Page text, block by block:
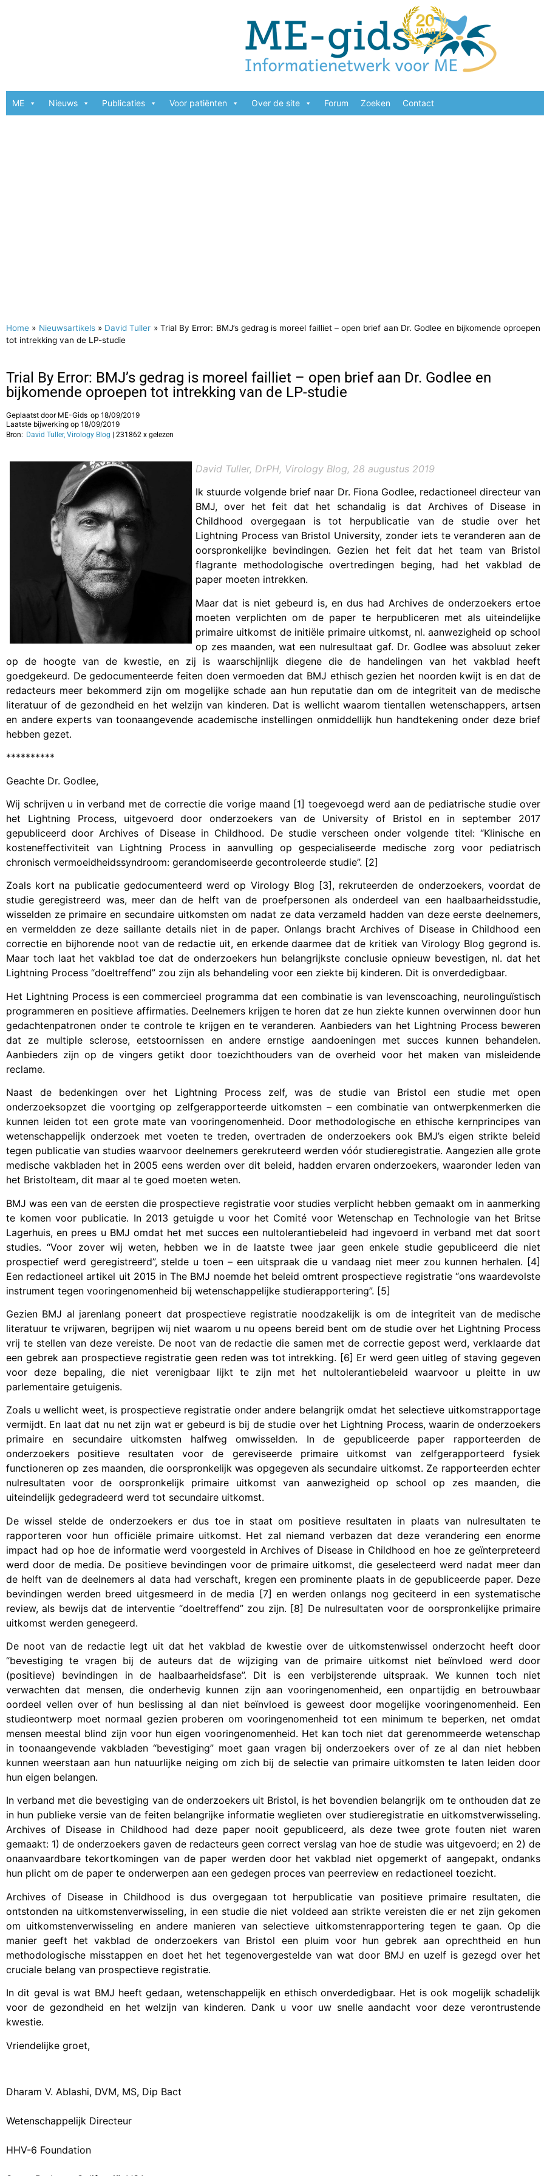
ME Nieuws Publicaties Voor patiënten Over de site Forum Zoeken Contact
Home » Nieuwsartikels» David Tuller » Trial By Error: BMJ’s gedrag is moreel failliet – open brief aan Dr. Godlee en bijkomende oproepen
tot intrekking van de LP-studie
Trial By Error: BMJ’s gedrag is moreel failliet – open brief aan Dr. Godlee en
bijkomende oproepen tot intrekking van de LP-studie
Geplaatst door ME-Gids op 18/09/2019
Laatste bijwerking op 18/09/2019
Bron: David Tuller, Virology Blog | 231862 x gelezen
David Tuller, DrPH, Virology Blog, 28 augustus 2019
Ik stuurde volgende brief naar Dr. Fiona Godlee, redactioneel directeur van
BMJ, over het feit dat het schandalig is dat Archives of Disease in
Childhood overgegaan is tot herpublicatie van de studie over het
Lightning Process van Bristol University, zonder iets te veranderen aan de
oorspronkelijke bevindingen. Gezien het feit dat het team van Bristol
flagrante methodologische overtredingen beging, had het vakblad de
paper moeten intrekken.
Maar dat is niet gebeurd is, en dus had Archives de onderzoekers ertoe
moeten verplichten om de paper te herpubliceren met als uiteindelijke
primaire uitkomst de initiële primaire uitkomst, nl. aanwezigheid op school
op zes maanden, wat een nulresultaat gaf. Dr. Godlee was absoluut zeker
op de hoogte van de kwestie, en zij is waarschijnlijk diegene die de handelingen van het vakblad heeft
goedgekeurd. De gedocumenteerde feiten doen vermoeden dat BMJ ethisch gezien het noorden kwijt is en dat de
redacteurs meer bekommerd zijn om mogelijke schade aan hun reputatie dan om de integriteit van de medische
literatuur of de gezondheid en het welzijn van kinderen. Dat is wellicht waarom tientallen wetenschappers, artsen
en andere experts van toonaangevende academische instellingen onmiddellijk hun handtekening onder deze brief
hebben gezet.
**********
Geachte Dr. Godlee,
Wij schrijven u in verband met de correctie die vorige maand [1] toegevoegd werd aan de pediatrische studie over
het Lightning Process, uitgevoerd door onderzoekers van de University of Bristol en in september 2017
gepubliceerd door Archives of Disease in Childhood. De studie verscheen onder volgende titel: “Klinische en
kosteneffectiviteit van Lightning Process in aanvulling op gespecialiseerde medische zorg voor pediatrisch
chronisch vermoeidheidssyndroom: gerandomiseerde gecontroleerde studie”. [2]
Zoals kort na publicatie gedocumenteerd werd op Virology Blog [3], rekruteerden de onderzoekers, voordat de
studie geregistreerd was, meer dan de helft van de proefpersonen als onderdeel van een haalbaarheidsstudie,
wisselden ze primaire en secundaire uitkomsten om nadat ze data verzameld hadden van deze eerste deelnemers,
en vermeldden ze deze saillante details niet in de paper. Onlangs bracht Archives of Disease in Childhood een
correctie en bijhorende noot van de redactie uit, en erkende daarmee dat de kritiek van Virology Blog gegrond is.
Maar toch laat het vakblad toe dat de onderzoekers hun belangrijkste conclusie opnieuw bevestigen, nl. dat het
Lightning Process “doeltreffend” zou zijn als behandeling voor een ziekte bij kinderen. Dit is onverdedigbaar.
Het Lightning Process is een commercieel programma dat een combinatie is van levenscoaching, neurolinguïstisch
programmeren en positieve affirmaties. Deelnemers krijgen te horen dat ze hun ziekte kunnen overwinnen door hun
gedachtenpatronen onder te controle te krijgen en te veranderen. Aanbieders van het Lightning Process beweren
dat ze multiple sclerose, eetstoornissen en andere ernstige aandoeningen met succes kunnen behandelen.
Aanbieders zijn op de vingers getikt door toezichthouders van de overheid voor het maken van misleidende
reclame.
Naast de bedenkingen over het Lightning Process zelf, was de studie van Bristol een studie met open
onderzoeksopzet die voortging op zelfgerapporteerde uitkomsten – een combinatie van ontwerpkenmerken die
kunnen leiden tot een grote mate van vooringenomenheid. Door methodologische en ethische kernprincipes van
wetenschappelijk onderzoek met voeten te treden, overtraden de onderzoekers ook BMJ’s eigen strikte beleid
tegen publicatie van studies waarvoor deelnemers gerekruteerd werden vóór studieregistratie. Aangezien alle grote
medische vakbladen het in 2005 eens werden over dit beleid, hadden ervaren onderzoekers, waaronder leden van
het Bristolteam, dit maar al te goed moeten weten.
BMJ was een van de eersten die prospectieve registratie voor studies verplicht hebben gemaakt om in aanmerking
te komen voor publicatie. In 2013 getuigde u voor het Comité voor Wetenschap en Technologie van het Britse
Lagerhuis, en prees u BMJ omdat het met succes een nultolerantiebeleid had ingevoerd in verband met dat soort
studies. “Voor zover wij weten, hebben we in de laatste twee jaar geen enkele studie gepubliceerd die niet
prospectief werd geregistreerd”, stelde u toen – een uitspraak die u vandaag niet meer zou kunnen herhalen. [4]
Een redactioneel artikel uit 2015 in The BMJ noemde het beleid omtrent prospectieve registratie “ons waardevolste
instrument tegen vooringenomenheid bij wetenschappelijke studierapportering”. [5]
Gezien BMJ al jarenlang poneert dat prospectieve registratie noodzakelijk is om de integriteit van de medische
literatuur te vrijwaren, begrijpen wij niet waarom u nu opeens bereid bent om de studie over het Lightning Process
vrij te stellen van deze vereiste. De noot van de redactie die samen met de correctie gepost werd, verklaarde dat
een gebrek aan prospectieve registratie geen reden was tot intrekking. [6] Er werd geen uitleg of staving gegeven
voor deze bepaling, die niet verenigbaar lijkt te zijn met het nultolerantiebeleid waarvoor u pleitte in uw
parlementaire getuigenis.
Zoals u wellicht weet, is prospectieve registratie onder andere belangrijk omdat het selectieve uitkomstrapportage
vermijdt. En laat dat nu net zijn wat er gebeurd is bij de studie over het Lightning Process, waarin de onderzoekers
primaire en secundaire uitkomsten halfweg omwisselden. In de gepubliceerde paper rapporteerden de
onderzoekers positieve resultaten voor de gereviseerde primaire uitkomst van zelfgerapporteerd fysiek
functioneren op zes maanden, die oorspronkelijk was opgegeven als secundaire uitkomst. Ze rapporteerden echter
nulresultaten voor de oorspronkelijk primaire uitkomst van aanwezigheid op school op zes maanden, die
uiteindelijk gedegradeerd werd tot secundaire uitkomst.
De wissel stelde de onderzoekers er dus toe in staat om positieve resultaten in plaats van nulresultaten te
rapporteren voor hun officiële primaire uitkomst. Het zal niemand verbazen dat deze verandering een enorme
impact had op hoe de informatie werd voorgesteld in Archives of Disease in Childhood en hoe ze geïnterpreteerd
werd door de media. De positieve bevindingen voor de primaire uitkomst, die geselecteerd werd nadat meer dan
de helft van de deelnemers al data had verschaft, kregen een prominente plaats in de gepubliceerde paper. Deze
bevindingen werden breed uitgesmeerd in de media [7] en werden onlangs nog geciteerd in een systematische
review, als bewijs dat de interventie “doeltreffend” zou zijn. [8] De nulresultaten voor de oorspronkelijke primaire
uitkomst werden genegeerd.
De noot van de redactie legt uit dat het vakblad de kwestie over de uitkomstenwissel onderzocht heeft door
“bevestiging te vragen bij de auteurs dat de wijziging van de primaire uitkomst niet beïnvloed werd door
(positieve) bevindingen in de haalbaarheidsfase”. Dit is een verbijsterende uitspraak. We kunnen toch niet
verwachten dat mensen, die onderhevig kunnen zijn aan vooringenomenheid, een onpartijdig en betrouwbaar
oordeel vellen over of hun beslissing al dan niet beïnvloed is geweest door mogelijke vooringenomenheid. Een
studieontwerp moet normaal gezien proberen om vooringenomenheid tot een minimum te beperken, net omdat
mensen meestal blind zijn voor hun eigen vooringenomenheid. Het kan toch niet dat gerenommeerde wetenschap
in toonaangevende vakbladen “bevestiging” moet gaan vragen bij onderzoekers over of ze al dan niet hebben
kunnen weerstaan aan hun natuurlijke neiging om zich bij de selectie van primaire uitkomsten te laten leiden door
hun eigen belangen.
In verband met die bevestiging van de onderzoekers uit Bristol, is het bovendien belangrijk om te onthouden dat ze
in hun publieke versie van de feiten belangrijke informatie weglieten over studieregistratie en uitkomstverwisseling.
Archives of Disease in Childhood had deze paper nooit gepubliceerd, als deze twee grote fouten niet waren
gemaakt: 1) de onderzoekers gaven de redacteurs geen correct verslag van hoe de studie was uitgevoerd; en 2) de
onaanvaardbare tekortkomingen van de paper werden door het vakblad niet opgemerkt of aangepakt, ondanks
hun plicht om de paper te onderwerpen aan een gedegen proces van peerreview en redactioneel toezicht.
Archives of Disease in Childhood is dus overgegaan tot herpublicatie van positieve primaire resultaten, die
ontstonden na uitkomstenverwisseling, in een studie die niet voldeed aan strikte vereisten die er net zijn gekomen
om uitkomstenverwisseling en andere manieren van selectieve uitkomstenrapportering tegen te gaan. Op die
manier geeft het vakblad de onderzoekers van Bristol een pluim voor hun gebrek aan oprechtheid en hun
methodologische misstappen en doet het het tegenovergestelde van wat door BMJ en uzelf is gezegd over het
cruciale belang van prospectieve registratie.
In dit geval is wat BMJ heeft gedaan, wetenschappelijk en ethisch onverdedigbaar. Het is ook mogelijk schadelijk
voor de gezondheid en het welzijn van kinderen. Dank u voor uw snelle aandacht voor deze verontrustende
kwestie.
Vriendelijke groet,
Dharam V. Ablashi, DVM, MS, Dip Bact
Wetenschappelijk Directeur
HHV-6 Foundation